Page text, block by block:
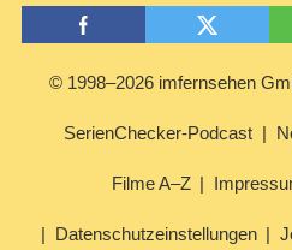
© 1998–2026 imfernsehen
SerienChecker-Podcast
Filme A–Z
Datenschutzeinstellungen